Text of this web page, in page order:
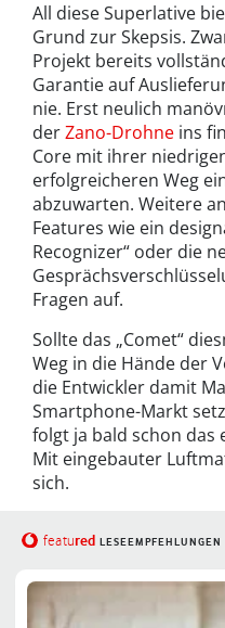
All diese Superlative
Grund zur Skepsis.
Projekt bereits
Garantie auf
nie. Erst neulich
derZano-Drohne ins
Core mit ihrer
erfolgreicheren Weg
abzuwarten. Weitere
Features wie ein
Recognizer“ oder die
Fragen auf.
Sollte das „Comet“
Weg in die Hände der
die Entwickler damit
Smartphone-Markt
folgt ja bald schon das
Mit eingebauter
sich.
featured LESEEMPFEHLUNGEN